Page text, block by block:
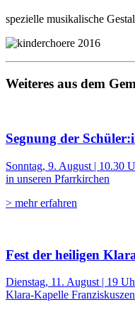
spezielle musikalische
Weiteres aus dem
Segnung der
Sonntag, 9. August | 10.30
in unseren Pfarrkirchen
> mehr erfahren
Fest der heiligen
Dienstag, 11. August | 19
Klara-Kapelle